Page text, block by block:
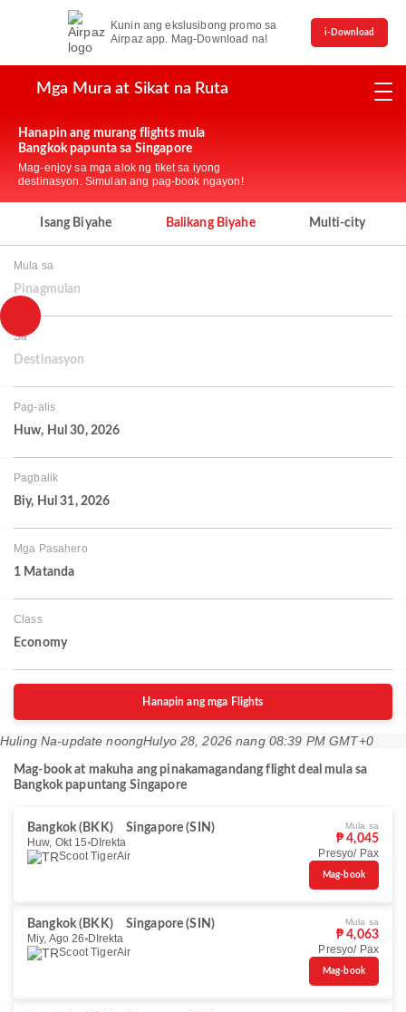
Kunin ang ekslusibong promo sa
Airpaz app. Mag-Download na!
i-Download
Mga Mura at Sikat na Ruta
Hanapin ang murang flights mula
Bangkok papunta sa Singapore
Mag-enjoy sa mga alok ng tiket sa iyong
destinasyon. Simulan ang pag-book ngayon!
Isang Biyahe Balikang Biyahe Multi-city
Mula sa
Pinagmulan
Sa
Destinasyon
Pag-alis
Huw, Hul 30, 2026
Pagbalik
Biy, Hul 31, 2026
Mga Pasahero
1 Matanda
Class
Economy
Hanapin ang mga Flights
Huling Na-update noongHulyo 28, 2026 nang 08:39 PM GMT+0
Mag-book at makuha ang pinakamagandang flight deal mula sa
Bangkok papuntang Singapore
Bangkok (BKK)
Singapore (SIN)
Huw, Okt 15 DIrekta
Scoot TigerAir
Mula sa
₱ 4,045
Presyo/ Pax
Mag-book
Bangkok (BKK)
Singapore (SIN)
Miy, Ago 26 DIrekta
Scoot TigerAir
Mula sa
₱ 4,063
Presyo/ Pax
Mag-book